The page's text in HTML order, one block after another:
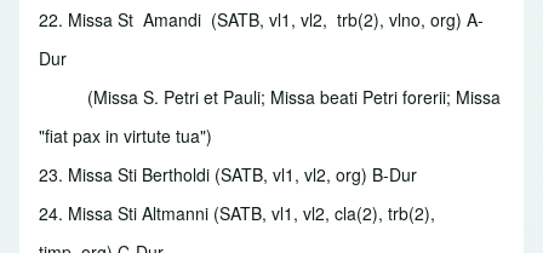
22. Missa St Amandi (SATB, vl1, vl2, trb(2), vlno, org) A-
Dur
(Missa S. Petri et Pauli; Missa beati Petri forerii; Missa
"fiat pax in virtute tua")
23. Missa Sti Bertholdi (SATB, vl1, vl2, org) B-Dur
24. Missa Sti Altmanni (SATB, vl1, vl2, cla(2), trb(2),